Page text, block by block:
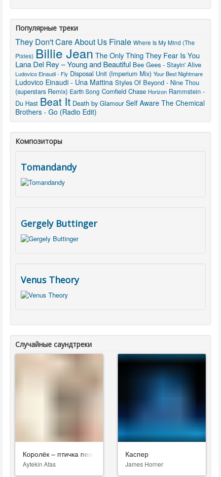
Популярные треки
They Don't Care About Us Finale Where Is My Mind (The
Pixies) Billie Jean The Only Thing They Fear Is You
Lana Del Rey – Young and Beautiful Bee Gees - Stayin' Alive
Ludovico Einaudi - Fly Disposal Unit (Imperium Mix) Your Best Nightmare
Ludovico Einaudi - Una Mattina Styles Of Beyond - Nine Thou
(superstars Remix) Earth Song Cornfield Chase Horizon Rammstein -
Du Hast Beat It Death by Glamour Self Aware The Chemical
Brothers - Go (Radio Edit)
Композиторы
Tomandandy
Gergely Buttinger
Venus Theory
Случайные саундтреки
Королёк – птичка певчая
Aytekin Atas
Каспер
James Horner